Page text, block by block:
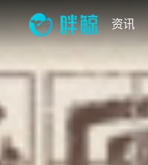
资讯